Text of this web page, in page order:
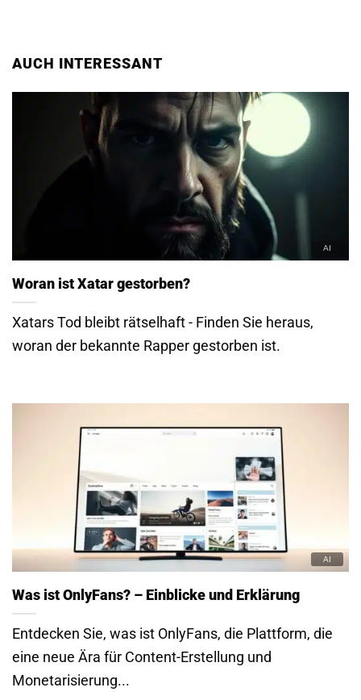
AUCH INTERESSANT
Woran ist Xatar gestorben?
Xatars Tod bleibt rätselhaft - Finden Sie heraus,
woran der bekannte Rapper gestorben ist.
Was ist OnlyFans? – Einblicke und Erklärung
Entdecken Sie, was ist OnlyFans, die Plattform, die
eine neue Ära für Content-Erstellung und
Monetarisierung...